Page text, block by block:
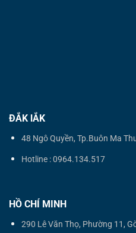
ĐẮK lẮK
48 Ngô Quyền, Tp.Buôn Ma
Hotline : 0964.134.517
HỒ CHÍ MINH
290 Lê Văn Thọ, Phường 11,